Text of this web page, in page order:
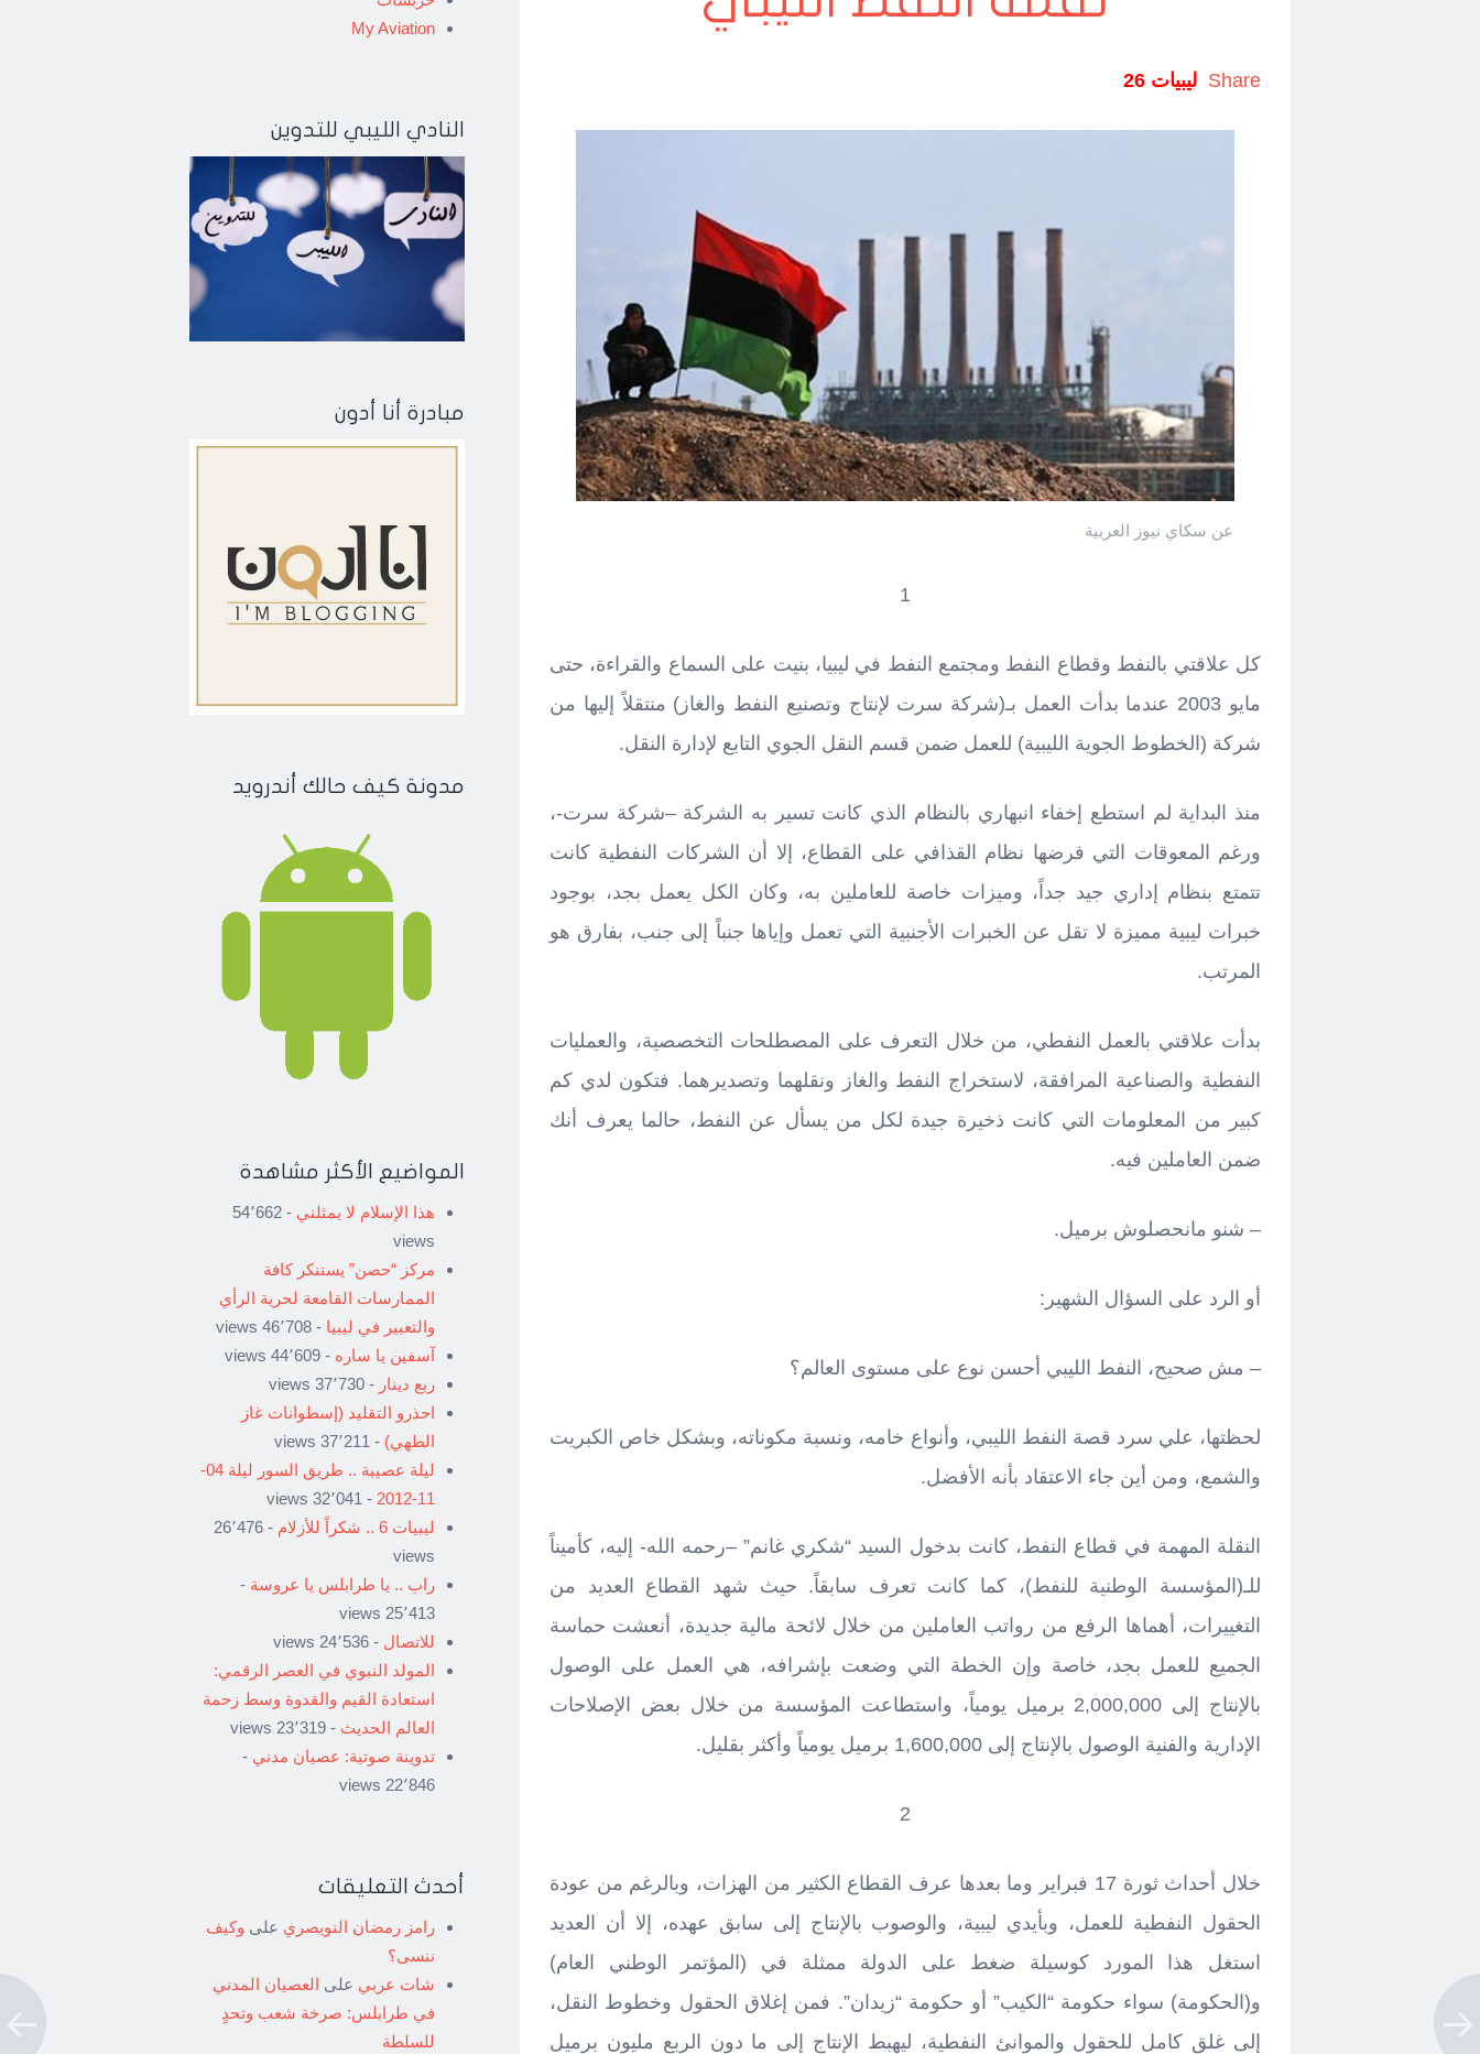
Share ليبيات 26
عن سكاي نيوز العربية
1
كل علاقتي بالنفط وقطاع النفط ومجتمع النفط في ليبيا، بنيت على السماع والقراءة، حتى
مايو 2003 عندما بدأت العمل بـ(شركة سرت لإنتاج وتصنيع النفط والغاز) منتقلاً إليها من
شركة (الخطوط الجوية الليبية) للعمل ضمن قسم النقل الجوي التابع لإدارة النقل.
منذ البداية لم استطع إخفاء انبهاري بالنظام الذي كانت تسير به الشركة –شركة سرت-،
ورغم المعوقات التي فرضها نظام القذافي على القطاع، إلا أن الشركات النفطية كانت
تتمتع بنظام إداري جيد جداً، وميزات خاصة للعاملين به، وكان الكل يعمل بجد، بوجود
خبرات ليبية مميزة لا تقل عن الخبرات الأجنبية التي تعمل وإياها جنباً إلى جنب، بفارق هو
المرتب.
بدأت علاقتي بالعمل النفطي، من خلال التعرف على المصطلحات التخصصية، والعمليات
النفطية والصناعية المرافقة، لاستخراج النفط والغاز ونقلهما وتصديرهما. فتكون لدي كم
كبير من المعلومات التي كانت ذخيرة جيدة لكل من يسأل عن النفط، حالما يعرف أنك
ضمن العاملين فيه.
– شنو مانحصلوش برميل.
أو الرد على السؤال الشهير:
– مش صحيح، النفط الليبي أحسن نوع على مستوى العالم؟
لحظتها، علي سرد قصة النفط الليبي، وأنواع خامه، ونسبة مكوناته، وبشكل خاص الكبريت
والشمع، ومن أين جاء الاعتقاد بأنه الأفضل.
النقلة المهمة في قطاع النفط، كانت بدخول السيد “شكري غانم” –رحمه الله- إليه، كأميناً
للـ(المؤسسة الوطنية للنفط)، كما كانت تعرف سابقاً. حيث شهد القطاع العديد من
التغييرات، أهماها الرفع من رواتب العاملين من خلال لائحة مالية جديدة، أنعشت حماسة
الجميع للعمل بجد، خاصة وإن الخطة التي وضعت بإشرافه، هي العمل على الوصول
بالإنتاج إلى 2,000,000 برميل يومياً، واستطاعت المؤسسة من خلال بعض الإصلاحات
الإدارية والفنية الوصول بالإنتاج إلى 1,600,000 برميل يومياً وأكثر بقليل.
2
خلال أحداث ثورة 17 فبراير وما بعدها عرف القطاع الكثير من الهزات، وبالرغم من عودة
الحقول النفطية للعمل، وبأيدي ليبية، والوصوب بالإنتاج إلى سابق عهده، إلا أن العديد
استغل هذا المورد كوسيلة ضغط على الدولة ممثلة في (المؤتمر الوطني العام)
و(الحكومة) سواء حكومة “الكيب” أو حكومة “زيدان”. فمن إغلاق الحقول وخطوط النقل،
إلى غلق كامل للحقول والموانئ النفطية، ليهبط الإنتاج إلى ما دون الربع مليون برميل
My Aviation
النادي الليبي للتدوين
مبادرة أنا أدون
مدونة كيف حالك أندرويد
المواضيع الأكثر مشاهدة
هذا الإسلام لا يمثلني
- 54٬662
views
مركز “حصن” يستنكر كافة
الممارسات القامعة لحرية الرأي
والتعبير في ليبيا - 46٬708 views
آسفين يا ساره - 44٬609 views
ربع دينار - 37٬730 views
احذرو التقليد (إسطوانات غاز
الطهي) - 37٬211 views
ليلة عصيبة .. طريق السور ليلة 04-
11-2012
- 32٬041 views
ليبيات 6 .. شكراً للأزلام
- 26٬476
views
راب .. يا طرابلس يا عروسة -
25٬413 views
للاتصال - 24٬536 views
المولد النبوي في العصر الرقمي:
استعادة القيم والقدوة وسط زحمة
العالم الحديث - 23٬319 views
تدوينة صوتية: عصيان مدني -
22٬846 views
أحدث التعليقات
رامز رمضان النويصري على وكيف
ننسى؟
شات عربي على العصيان المدني
في طرابلس: صرخة شعب وتحدٍ
للسلطة